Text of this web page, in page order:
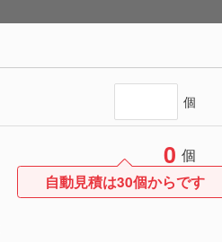
個
0 個
自動見積は30個からです